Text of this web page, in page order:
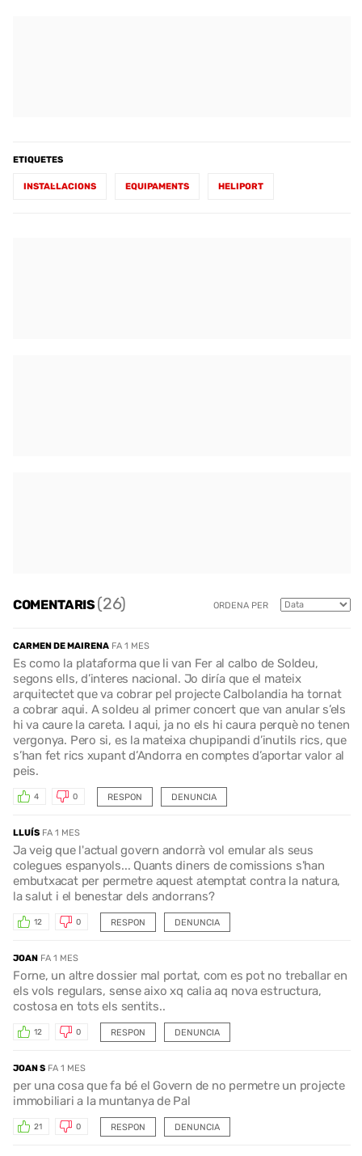
ETIQUETES
INSTAL·LACIONS EQUIPAMENTS HELIPORT
COMENTARIS(26) ORDENA PER
CARMEN DE MAIRENA FA 1 MES
Es como la plataforma que li van Fer al calbo de Soldeu,
segons ells, d’interes nacional. Jo diría que el mateix
arquitectet que va cobrar pel projecte Calbolandia ha tornat
a cobrar aqui. A soldeu al primer concert que van anular s’els
hi va caure la careta. I aqui, ja no els hi caura perquè no tenen
vergonya. Pero si, es la mateixa chupipandi d’inutils rics, que
s’han fet rics xupant d’Andorra en comptes d’aportar valor al
peis.
RESPON
4 0 DENUNCIA
LLUÍS FA 1 MES
Ja veig que l'actual govern andorrà vol emular als seus
colegues espanyols... Quants diners de comissions s'han
embutxacat per permetre aquest atemptat contra la natura,
la salut i el benestar dels andorrans?
RESPON
12 0 DENUNCIA
JOAN FA 1 MES
Forne, un altre dossier mal portat, com es pot no treballar en
els vols regulars, sense aixo xq calia aq nova estructura,
costosa en tots els sentits..
RESPON
12 0 DENUNCIA
JOAN S FA 1 MES
per una cosa que fa bé el Govern de no permetre un projecte
immobiliari a la muntanya de Pal
RESPON
21 0 DENUNCIA